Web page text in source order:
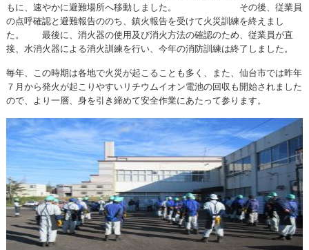
もに、速やかに避難場所へ移動しました。 その後、従業員
の点呼確認と避難報告ののち、鎮火報告を受けて火災訓練を終えまし
た。 最後に、消火器の使用及び消火方法の確認のため、従業員が直
接、水消火器による消火訓練を行い、今年の消防訓練は終了しました。
毎年、この時期は各地で火災が起こることも多く、また、仙台市では昨年
７月から発火が起こりやすいリチウムイオン電池の回収も開始されました
ので、より一層、身を引き締めて安全作業にあたって参ります。